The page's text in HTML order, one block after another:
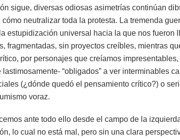
sigue, diversas odiosas asimetrías continúan
cómo neutralizar toda la protesta. La tremenda
estupidización universal hacia la que nos
fragmentadas, sin proyectos creíbles, mientras
por personajes que creíamos
lastimosamente- “obligados” a ver interminables
(¿dónde quedó el pensamiento crítico?) o
voraz.
ante todo ello desde el campo de la
lo cual no está mal, pero sin una clara